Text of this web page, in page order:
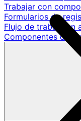
Trabajar con
Formularios de
Flujo de trabajo en
Componentes de